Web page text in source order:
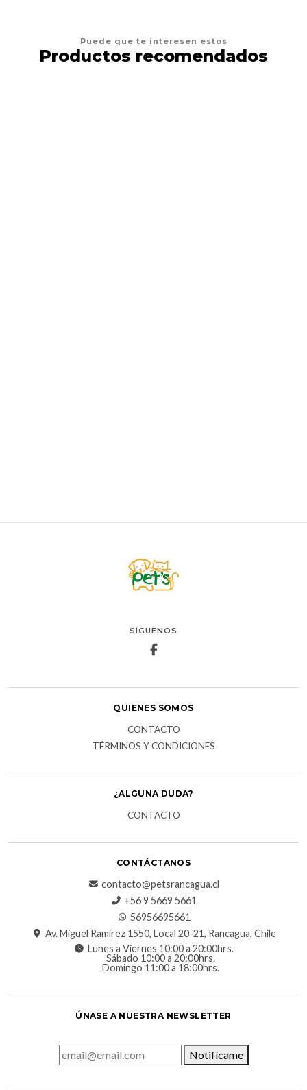
Puede que te interesen estos
Productos recomendados
SÍGUENOS
QUIENES SOMOS
CONTACTO
TÉRMINOS Y CONDICIONES
¿ALGUNA DUDA?
CONTACTO
CONTÁCTANOS
contacto@petsrancagua.cl
‪+56 9 5669 5661‬
56956695661‬
Av. Miguel Ramírez 1550, Local 20-21, Rancagua, Chile
Lunes a Viernes 10:00 a 20:00hrs.
Sábado 10:00 a 20:00hrs.
Domingo 11:00 a 18:00hrs.
ÚNASE A NUESTRA NEWSLETTER
Notifícame